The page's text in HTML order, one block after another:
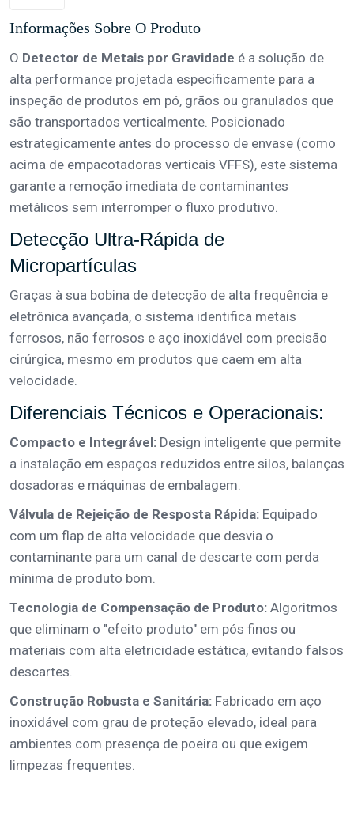
Informações Sobre O Produto
O Detector de Metais por Gravidade é a solução de
alta performance projetada especificamente para a
inspeção de produtos em pó, grãos ou granulados que
são transportados verticalmente. Posicionado
estrategicamente antes do processo de envase (como
acima de empacotadoras verticais VFFS), este sistema
garante a remoção imediata de contaminantes
metálicos sem interromper o fluxo produtivo.
Detecção Ultra-Rápida de
Micropartículas
Graças à sua bobina de detecção de alta frequência e
eletrônica avançada, o sistema identifica metais
ferrosos, não ferrosos e aço inoxidável com precisão
cirúrgica, mesmo em produtos que caem em alta
velocidade.
Diferenciais Técnicos e Operacionais:
Compacto e Integrável: Design inteligente que permite
a instalação em espaços reduzidos entre silos, balanças
dosadoras e máquinas de embalagem.
Válvula de Rejeição de Resposta Rápida: Equipado
com um flap de alta velocidade que desvia o
contaminante para um canal de descarte com perda
mínima de produto bom.
Tecnologia de Compensação de Produto: Algoritmos
que eliminam o "efeito produto" em pós finos ou
materiais com alta eletricidade estática, evitando falsos
descartes.
Construção Robusta e Sanitária: Fabricado em aço
inoxidável com grau de proteção elevado, ideal para
ambientes com presença de poeira ou que exigem
limpezas frequentes.